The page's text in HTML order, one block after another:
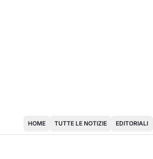
HOME TUTTE LE NOTIZIE EDITORIALI